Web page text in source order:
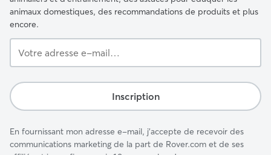
animaux domestiques, des recommandations de produits et plus
encore.
adresse
mail…
Inscription
En fournissant mon adresse e-mail, j'accepte de recevoir des
communications marketing de la part de Rover.com et de ses